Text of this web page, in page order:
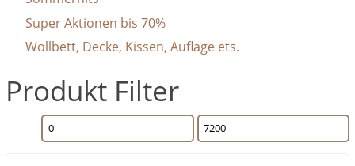
Super Aktionen bis 70%
Wollbett, Decke, Kissen, Auflage ets.
Produkt Filter